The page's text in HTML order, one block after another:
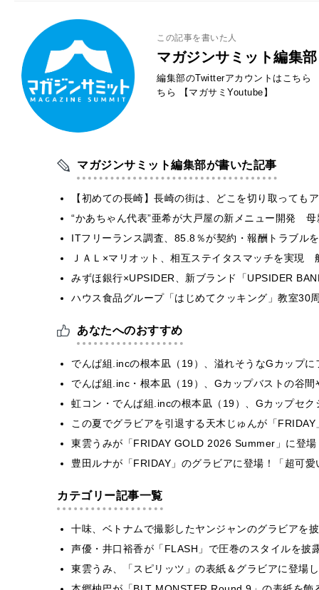
この記事を書いた人
マガジンサミット編集部
編集部のTwitterアカウントはこちら
ちら
【マガサミYoutube】
マガジンサミット編集部が書いた記事
【初めての長崎】長崎の街は、どこを切り取って
“かあちゃん代表”亜希が大戸屋の新メニュー開発
ITフリーランス調査、85.8％が契約・報酬トラブ
ＪＡＬ×マリオット、相互ステイタスマッチを実
みずほ銀行×UPSIDER、新ブランド「UPSIDER
ハウス食品グループ「はじめてクッキング」教室
あなたへのおすすめ
でんぱ組.incの根本凪（19）、溢れそうなGカップに
でんぱ組.inc・根本凪（19）、Gカップバストの谷
虹コン・でんぱ組.incの根本凪（19）、Gカップセ
この夏でグラビアを引退する天木じゅんが「
東雲うみが「FRIDAY GOLD 2026 Summer」に登
豊田ルナが「FRIDAY」のグラビアに登場！「超可
カテゴリー記事一覧
十味、ベトナムで撮影したヤンジャンのグラビアを
声優・井口裕香が「FLASH」で圧巻のスタイルを
東雲うみ、「スピリッツ」の表紙＆グラビアに登場